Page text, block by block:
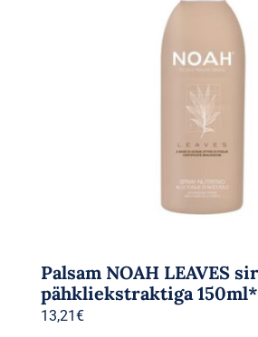
Palsam NOAH LEAVES
pähkliekstraktiga 150ml*
13,21€